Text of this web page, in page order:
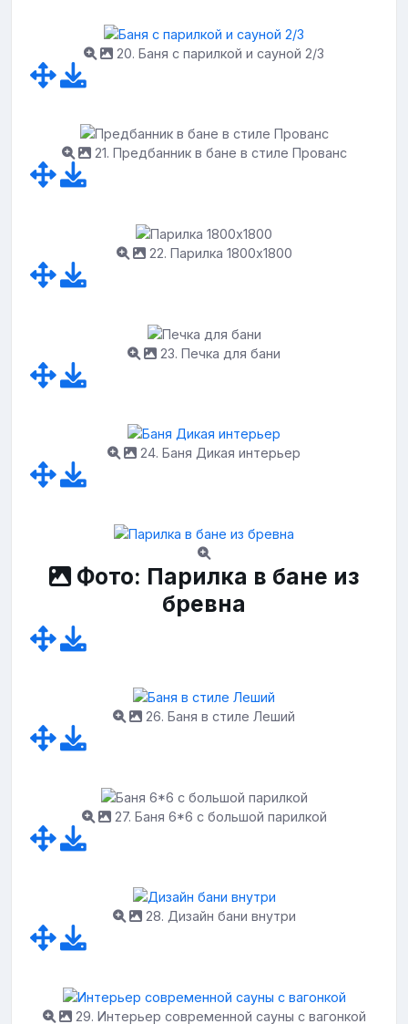
20. Баня с парилкой и сауной 2/3
21. Предбанник в бане в стиле Прованс
22. Парилка 1800х1800
23. Печка для бани
24. Баня Дикая интерьер
Фото: Парилка в бане из
бревна
26. Баня в стиле Леший
27. Баня 6*6 с большой парилкой
28. Дизайн бани внутри
29. Интерьер современной сауны с вагонкой